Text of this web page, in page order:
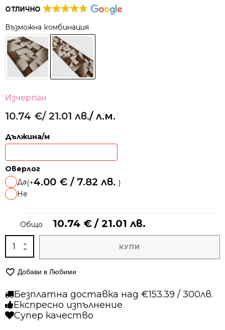
Възможна комбинация
Изчерпан
10.74 €/ 21.01 лв./ л.м.
Дължина/м
Оверлог
Да(+4.00 € / 7.82 лв. )
Не
Общо 10.74 € / 21.01 лв.
количество
за
пътека
Олимп
2405
Бежов
КУПИ
Alternative:
Добави в Любими
Безплатна доставка над €153.39 / 300лв.
Експресно изпълнение
Супер качество